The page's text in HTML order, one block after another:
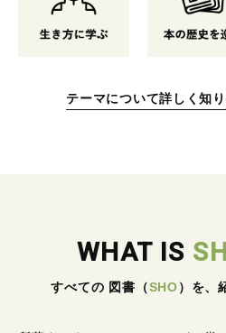
テーマについて詳しく知
WHAT IS
すべての 図書 （SHO） を、